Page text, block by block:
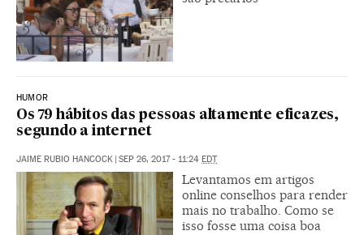
HUMOR
Os 79 hábitos das pessoas altamente eficazes,
segundo a internet
JAIME RUBIO HANCOCK | SEP 26, 2017 - 11:24 EDT
Levantamos em artigos
online conselhos para render
mais no trabalho. Como se
isso fosse uma coisa boa